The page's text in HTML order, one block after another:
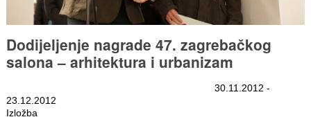
Dodijeljenje nagrade 47. zagrebačkog
salona – arhitektura i urbanizam
30.11.2012 -
23.12.2012
Izložba